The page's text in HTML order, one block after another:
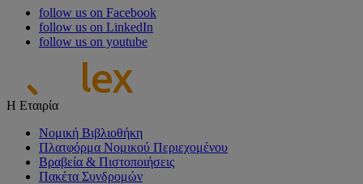
follow us on Facebook
follow us on LinkedIn
follow us on youtube
Η Εταιρία
Νομική Βιβλιοθήκη
Πλατφόρμα Νομικού Περιεχομένου
Βραβεία & Πιστοποιήσεις
Πακέτα Συνδρομών